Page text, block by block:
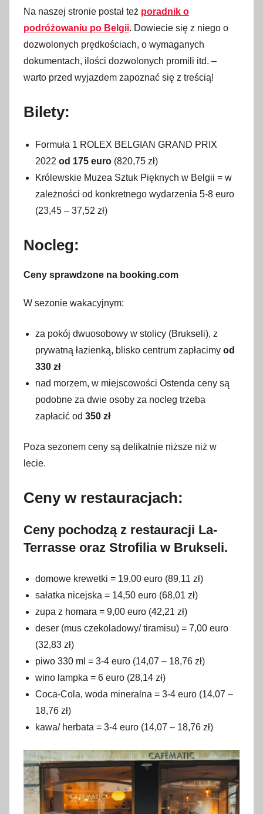
Na naszej stronie postał też poradnik o
podróżowaniu po Belgii. Dowiecie się z niego o
dozwolonych prędkościach, o wymaganych
dokumentach, ilości dozwolonych promili itd. –
warto przed wyjazdem zapoznać się z treścią!
Bilety:
Formuła 1 ROLEX BELGIAN GRAND PRIX
2022 od 175 euro (820,75 zł)
Królewskie Muzea Sztuk Pięknych w Belgii = w
zależności od konkretnego wydarzenia 5-8 euro
(23,45 – 37,52 zł)
Nocleg:
Ceny sprawdzone na booking.com
W sezonie wakacyjnym:
za pokój dwuosobowy w stolicy (Brukseli), z
prywatną łazienką, blisko centrum zapłacimy od
330 zł
nad morzem, w miejscowości Ostenda ceny są
podobne za dwie osoby za nocleg trzeba
zapłacić od 350 zł
Poza sezonem ceny są delikatnie niższe niż w
lecie.
Ceny w restauracjach:
Ceny pochodzą z restauracji La-
Terrasse oraz Strofilia w Brukseli.
domowe krewetki = 19,00 euro (89,11 zł)
sałatka nicejska = 14,50 euro (68,01 zł)
zupa z homara = 9,00 euro (42,21 zł)
deser (mus czekoladowy/ tiramisu) = 7,00 euro
(32,83 zł)
piwo 330 ml = 3-4 euro (14,07 – 18,76 zł)
wino lampka = 6 euro (28,14 zł)
Coca-Cola, woda mineralna = 3-4 euro (14,07 –
18,76 zł)
kawa/ herbata = 3-4 euro (14,07 – 18,76 zł)